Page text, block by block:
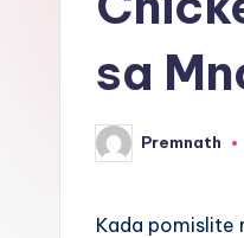
sa
Posted
by
Premnath
Kada pomislite